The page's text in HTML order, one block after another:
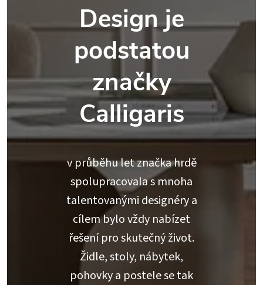
Design je
podstatou
značky
Calligaris
v průběhu let značka hrdě
spolupracovala s mnoha
talentovanými designéry a
cílem bylo vždy nabízet
řešení pro skutečný život.
Židle, stoly, nábytek,
pohovky a postele se tak